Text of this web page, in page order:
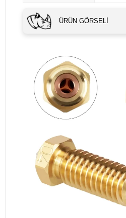
ÜRÜN GÖRSELI